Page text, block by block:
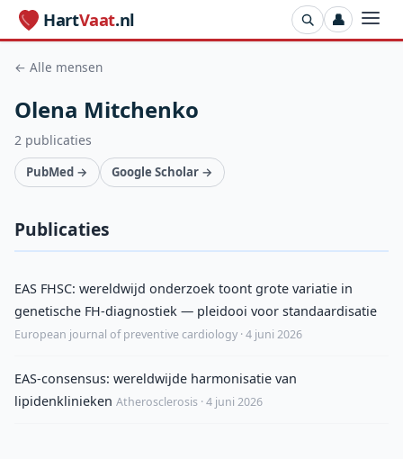
HartVaat.nl 👤
← Alle mensen
Olena Mitchenko
2 publicaties
PubMed → Google Scholar →
Publicaties
EAS FHSC: wereldwijd onderzoek toont grote variatie in
genetische FH-diagnostiek — pleidooi voor standaardisatie
European journal of preventive cardiology · 4 juni 2026
EAS-consensus: wereldwijde harmonisatie van
lipidenklinieken Atherosclerosis · 4 juni 2026